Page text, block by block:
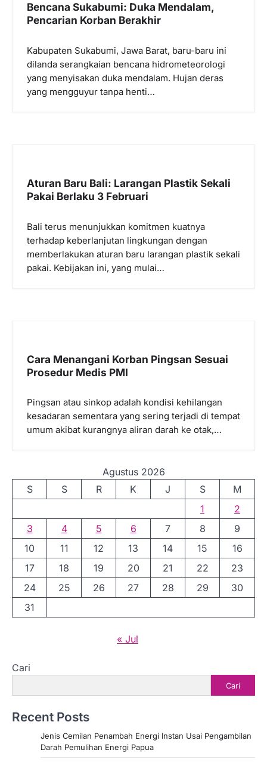
Bencana Sukabumi: Duka Mendalam,
Pencarian Korban Berakhir
Kabupaten Sukabumi, Jawa Barat, baru-baru ini
dilanda serangkaian bencana hidrometeorologi
yang menyisakan duka mendalam. Hujan deras
yang mengguyur tanpa henti…
Aturan Baru Bali: Larangan Plastik Sekali
Pakai Berlaku 3 Februari
Bali terus menunjukkan komitmen kuatnya
terhadap keberlanjutan lingkungan dengan
memberlakukan aturan baru larangan plastik sekali
pakai. Kebijakan ini, yang mulai…
Cara Menangani Korban Pingsan Sesuai
Prosedur Medis PMI
Pingsan atau sinkop adalah kondisi kehilangan
kesadaran sementara yang sering terjadi di tempat
umum akibat kurangnya aliran darah ke otak,…
Agustus 2026
S
S R K J S
M
1
2
3
4 5 6 7 8
9
10
11 12 13 14 15
16
17
18 19 20 21 22
23
24
25 26 27 28 29
30
31
« Jul
Cari
Cari
Recent Posts
Jenis Cemilan Penambah Energi Instan Usai Pengambilan
Darah Pemulihan Energi Papua